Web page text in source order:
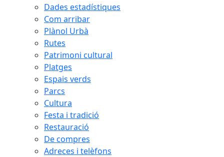
Dades estadístiques
Com arribar
Plànol Urbà
Rutes
Patrimoni cultural
Platges
Espais verds
Parcs
Cultura
Festa i tradició
Restauració
De compres
Adreces i telèfons